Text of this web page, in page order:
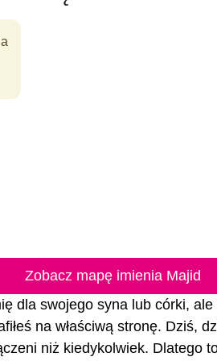
Zobacz mapę imienia Majid
dla swojego syna lub córki,
na właściwą stronę. Dziś,
niż kiedykolwiek. Dlatego